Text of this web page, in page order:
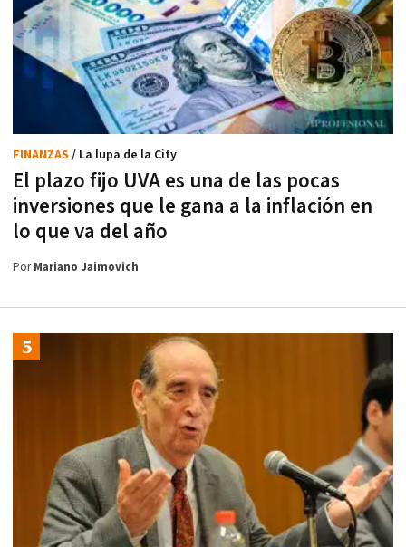
El plazo fijo UVA es una de las pocas
inversiones que le gana a la inflación en
lo que va del año
FINANZAS / La lupa de la City
PorMariano Jaimovich